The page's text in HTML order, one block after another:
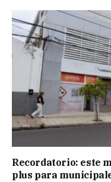
Recordatorio: este
plus para